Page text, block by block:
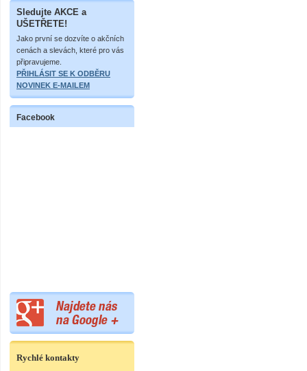
Sledujte AKCE a
UŠETŘETE!
Jako první se dozvíte o akčních
cenách a slevách, které pro vás
připravujeme.
PŘIHLÁSIT SE K ODBĚRU
NOVINEK E-MAILEM
Facebook
Rychlé kontakty